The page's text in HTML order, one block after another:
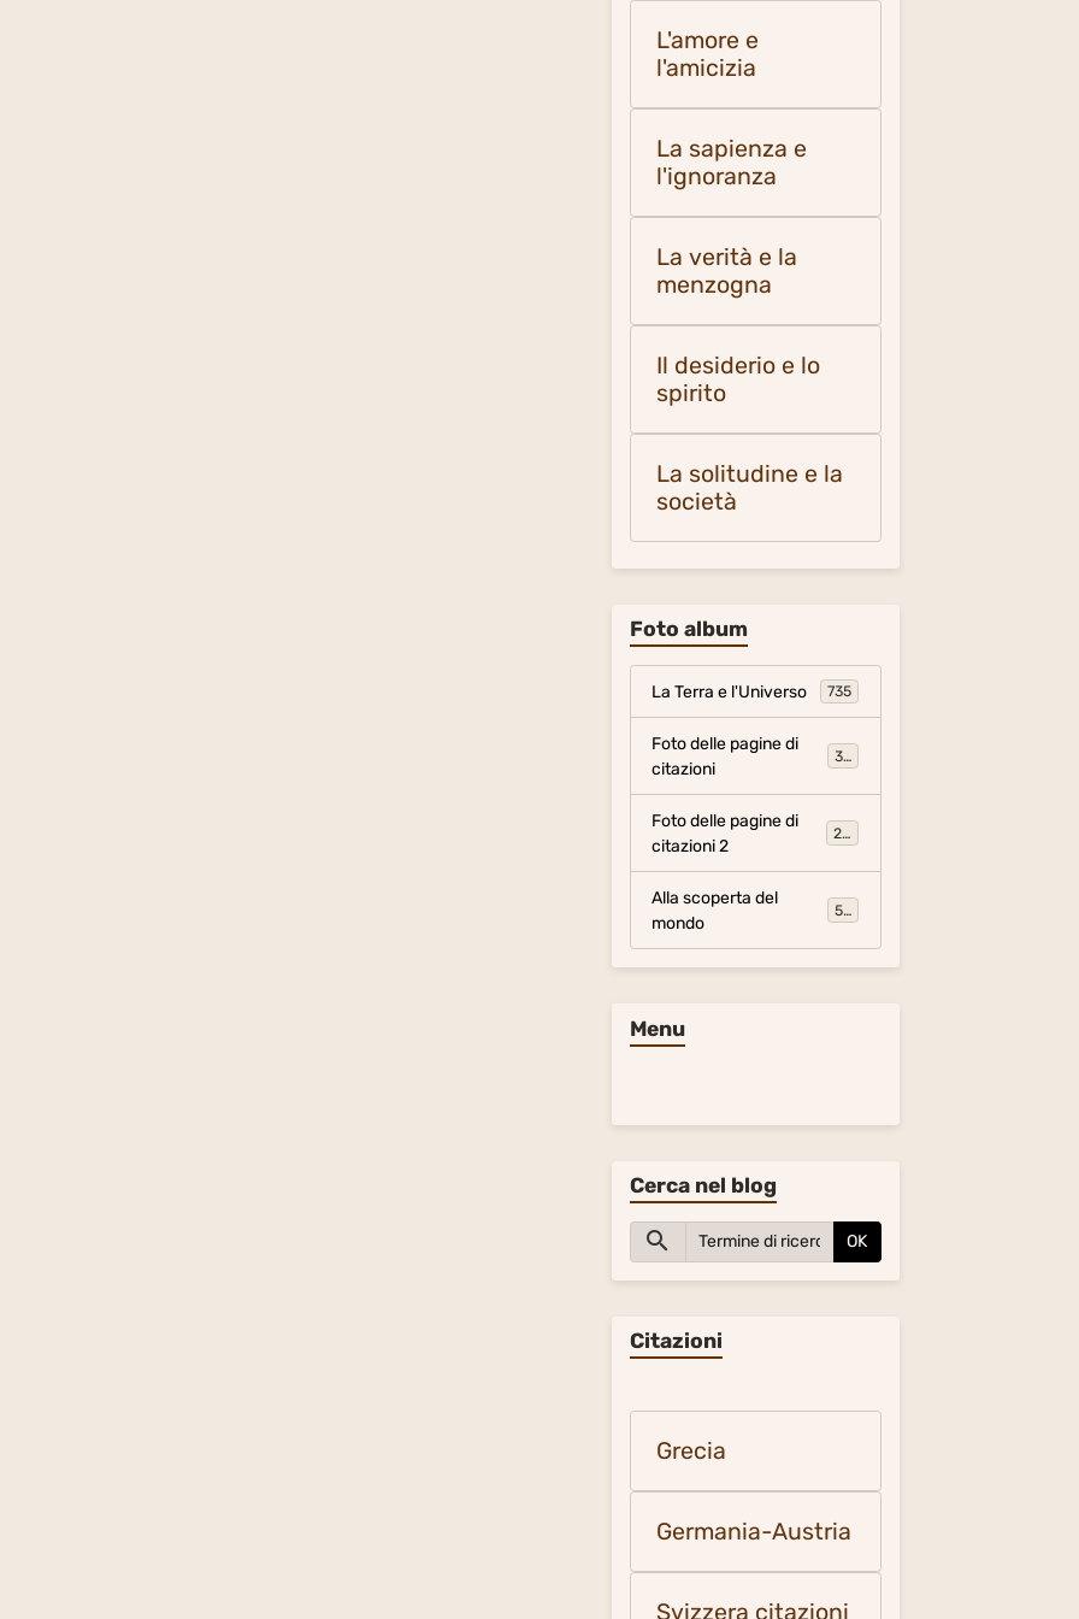
L'amore e
l'amicizia
La sapienza e
l'ignoranza
La verità e la
menzogna
Il desiderio e lo
spirito
La solitudine e la
società
Foto album
La Terra e l'Universo 735
Foto delle pagine di
citazioni
317
Foto delle pagine di
citazioni 2
281
Alla scoperta del
mondo
54
Menu
Cerca nel blog
OK
Citazioni
Grecia
Germania-Austria
Svizzera citazioni